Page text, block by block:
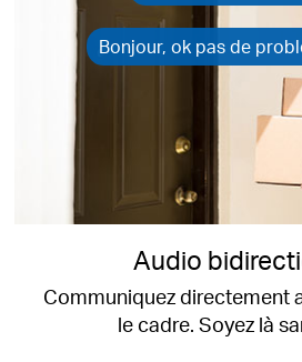
Bonjour, ok pas de
Audio
Communiquez directement
le cadre. Soyez là